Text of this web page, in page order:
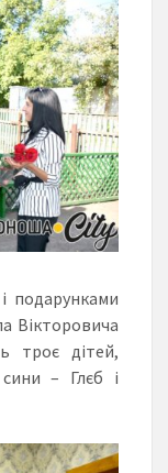
подарунками
Вікторовича
троє дітей,
– Глєб і